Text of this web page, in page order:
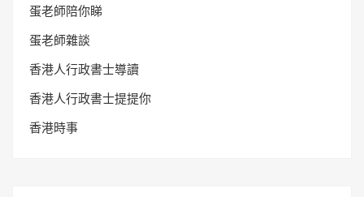
蛋老師陪你睇
蛋老師雜談
香港人行政書士導讀
香港人行政書士提提你
香港時事